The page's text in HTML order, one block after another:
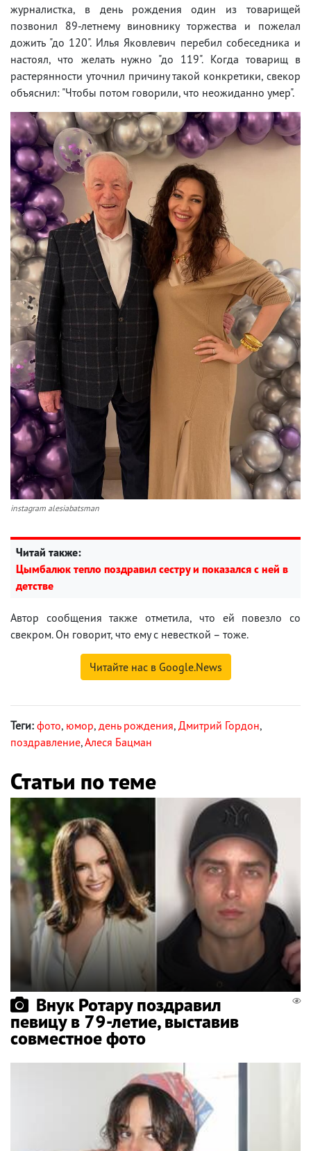
журналистка, в день рождения один из товарищей
позвонил 89-летнему виновнику торжества и пожелал
дожить "до 120". Илья Яковлевич перебил собеседника и
настоял, что желать нужно "до 119". Когда товарищ в
растерянности уточнил причину такой конкретики, свекор
объяснил: "Чтобы потом говорили, что неожиданно умер".
instagram alesiabatsman
Читай также:
Цымбалюк тепло поздравил сестру и показался с ней в
детстве
Автор сообщения также отметила, что ей повезло со
свекром. Он говорит, что ему с невесткой – тоже.
Читайте нас в Google.News
Теги: фото, юмор, день рождения, Дмитрий Гордон,
поздравление,Алеся Бацман
Статьи по теме
Внук Ротару поздравил
певицу в 79-летие, выставив
совместное фото